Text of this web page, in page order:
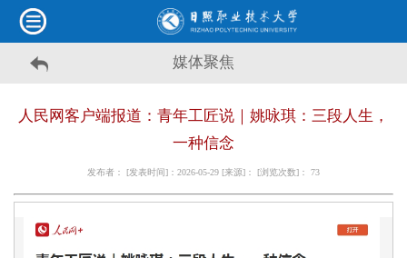
媒体聚焦
人民网客户端报道：青年工匠说｜姚咏琪：三段人生，
一种信念
发布者： [发表时间]：2026-05-29 [来源]： [浏览次数]： 73